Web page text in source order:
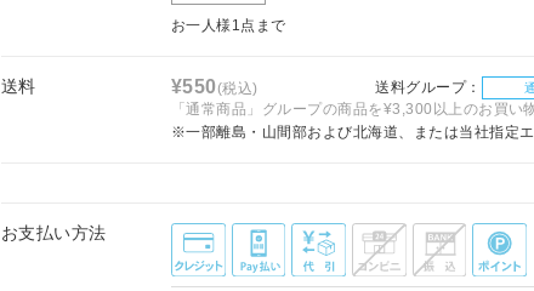
お一人様1点まで
送料 ¥550(税込) 送料グループ：
「通常商品」グループの商品を¥3,300以上のお買い
※一部離島・山間部および北海道、または当社指定エ
お支払い方法